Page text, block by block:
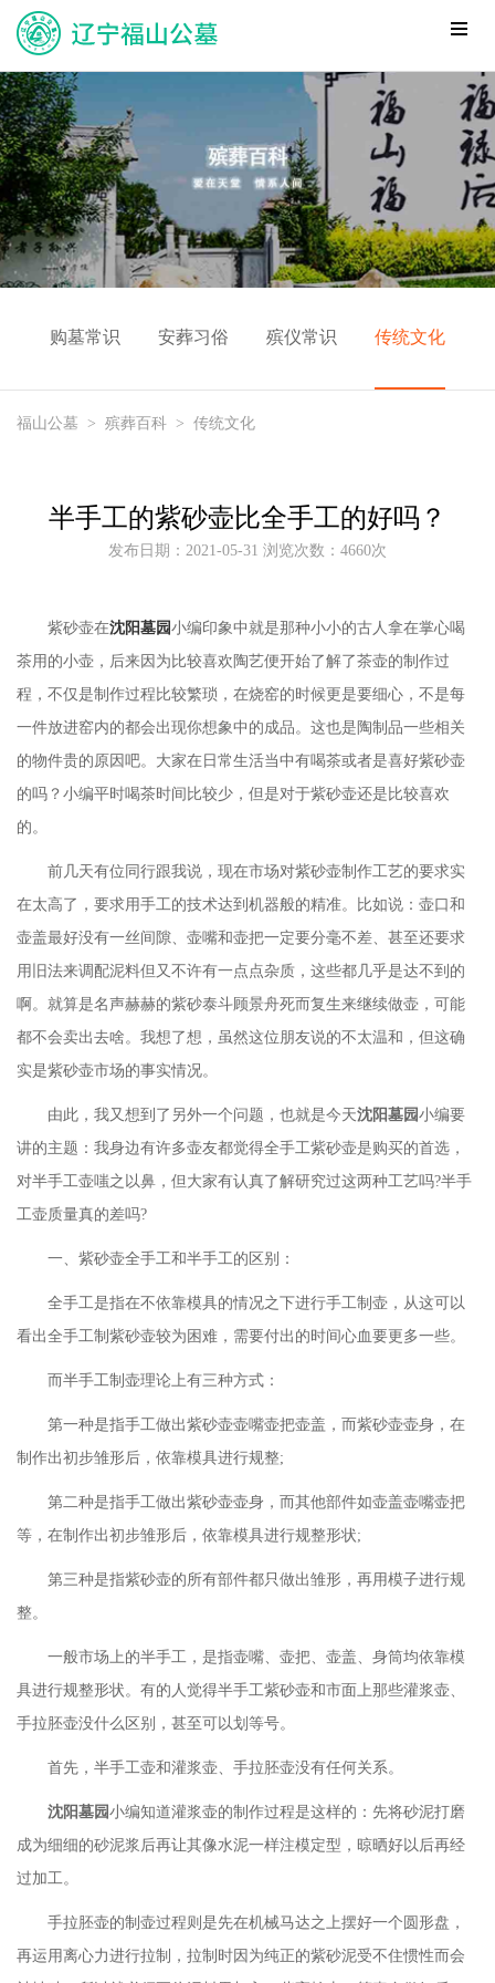
购墓常识 安葬习俗 殡仪常识 传统文化
福山公墓 > 殡葬百科 > 传统文化
半手工的紫砂壶比全手工的好吗？
发布日期：2021-05-31 浏览次数：4660次
紫砂壶在沈阳墓园小编印象中就是那种小小的古人拿在掌心喝
茶用的小壶，后来因为比较喜欢陶艺便开始了解了茶壶的制作过
程，不仅是制作过程比较繁琐，在烧窑的时候更是要细心，不是每
一件放进窑内的都会出现你想象中的成品。这也是陶制品一些相关
的物件贵的原因吧。大家在日常生活当中有喝茶或者是喜好紫砂壶
的吗？小编平时喝茶时间比较少，但是对于紫砂壶还是比较喜欢
的。
前几天有位同行跟我说，现在市场对紫砂壶制作工艺的要求实
在太高了，要求用手工的技术达到机器般的精准。比如说：壶口和
壶盖最好没有一丝间隙、壶嘴和壶把一定要分毫不差、甚至还要求
用旧法来调配泥料但又不许有一点点杂质，这些都几乎是达不到的
啊。就算是名声赫赫的紫砂泰斗顾景舟死而复生来继续做壶，可能
都不会卖出去啥。我想了想，虽然这位朋友说的不太温和，但这确
实是紫砂壶市场的事实情况。
由此，我又想到了另外一个问题，也就是今天沈阳墓园小编要
讲的主题：我身边有许多壶友都觉得全手工紫砂壶是购买的首选，
对半手工壶嗤之以鼻，但大家有认真了解研究过这两种工艺吗?半手
工壶质量真的差吗?
一、紫砂壶全手工和半手工的区别：
全手工是指在不依靠模具的情况之下进行手工制壶，从这可以
看出全手工制紫砂壶较为困难，需要付出的时间心血要更多一些。
而半手工制壶理论上有三种方式：
第一种是指手工做出紫砂壶壶嘴壶把壶盖，而紫砂壶壶身，在
制作出初步雏形后，依靠模具进行规整;
第二种是指手工做出紫砂壶壶身，而其他部件如壶盖壶嘴壶把
等，在制作出初步雏形后，依靠模具进行规整形状;
第三种是指紫砂壶的所有部件都只做出雏形，再用模子进行规
整。
一般市场上的半手工，是指壶嘴、壶把、壶盖、身筒均依靠模
具进行规整形状。有的人觉得半手工紫砂壶和市面上那些灌浆壶、
手拉胚壶没什么区别，甚至可以划等号。
首先，半手工壶和灌浆壶、手拉胚壶没有任何关系。
沈阳墓园小编知道灌浆壶的制作过程是这样的：先将砂泥打磨
成为细细的砂泥浆后再让其像水泥一样注模定型，晾晒好以后再经
过加工。
手拉胚壶的制壶过程则是先在机械马达之上摆好一个圆形盘，
再运用离心力进行拉制，拉制时因为纯正的紫砂泥受不住惯性而会